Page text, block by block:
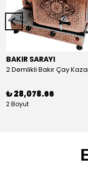
BAKIR SARAYI
₺ 28,078.66
2 Boyut